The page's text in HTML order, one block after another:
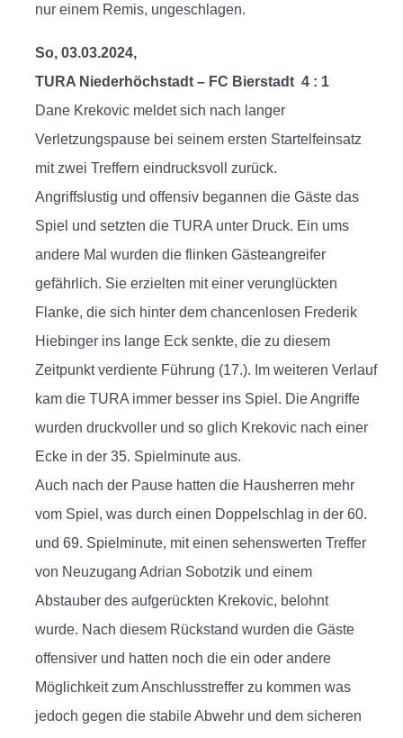
nur einem Remis, ungeschlagen.
So, 03.03.2024,
TURA Niederhöchstadt – FC Bierstadt 4 : 1
Dane Krekovic meldet sich nach langer
Verletzungspause bei seinem ersten Startelfeinsatz
mit zwei Treffern eindrucksvoll zurück.
Angriffslustig und offensiv begannen die Gäste das
Spiel und setzten die TURA unter Druck. Ein ums
andere Mal wurden die flinken Gästeangreifer
gefährlich. Sie erzielten mit einer verunglückten
Flanke, die sich hinter dem chancenlosen Frederik
Hiebinger ins lange Eck senkte, die zu diesem
Zeitpunkt verdiente Führung (17.). Im weiteren Verlauf
kam die TURA immer besser ins Spiel. Die Angriffe
wurden druckvoller und so glich Krekovic nach einer
Ecke in der 35. Spielminute aus.
Auch nach der Pause hatten die Hausherren mehr
vom Spiel, was durch einen Doppelschlag in der 60.
und 69. Spielminute, mit einen sehenswerten Treffer
von Neuzugang Adrian Sobotzik und einem
Abstauber des aufgerückten Krekovic, belohnt
wurde. Nach diesem Rückstand wurden die Gäste
offensiver und hatten noch die ein oder andere
Möglichkeit zum Anschlusstreffer zu kommen was
jedoch gegen die stabile Abwehr und dem sicheren